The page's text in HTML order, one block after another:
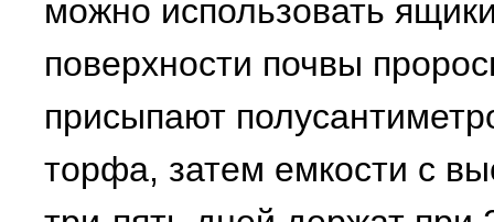
можно использовать
поверхности почвы
присыпают
торфа, затем емкости с